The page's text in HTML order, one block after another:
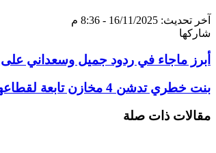
آخر تحديث: 16/11/2025 - 8:36 م
شاركها
عبر
البريد
أبرز ماجاء في ردود جميل وسعداني
بنت خطري تدشن 4 مخازن تابعة لقطاعها في الحوض الغربي
مقالات ذات صلة